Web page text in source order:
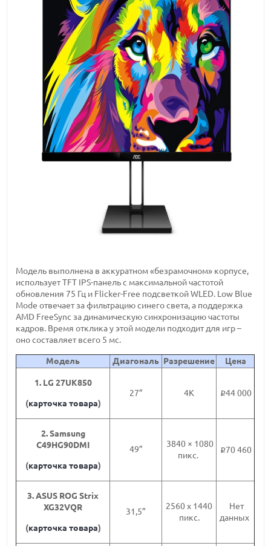
Модель выполнена в аккуратном «безрамочном» корпусе,
использует TFT IPS-панель с максимальной частотой
обновления 75 Гц и Flicker-Free подсветкой WLED. Low Blue
Mode отвечает за фильтрацию синего света, а поддержка
AMD FreeSync за динамическую синхронизацию частоты
кадров. Время отклика у этой модели подходит для игр –
оно составляет всего 5 мс.
Модель Диагональ Разрешение Цена
1. LG 27UK850
(карточка товара)
27” 4K i44 000
2. Samsung
C49HG90DMI
(карточка товара)
49”
3840 × 1080
пикс.
i70 460
3. ASUS ROG Strix
XG32VQR
(карточка товара)
31,5”
2560 x 1440
пикс.
Нет
данных